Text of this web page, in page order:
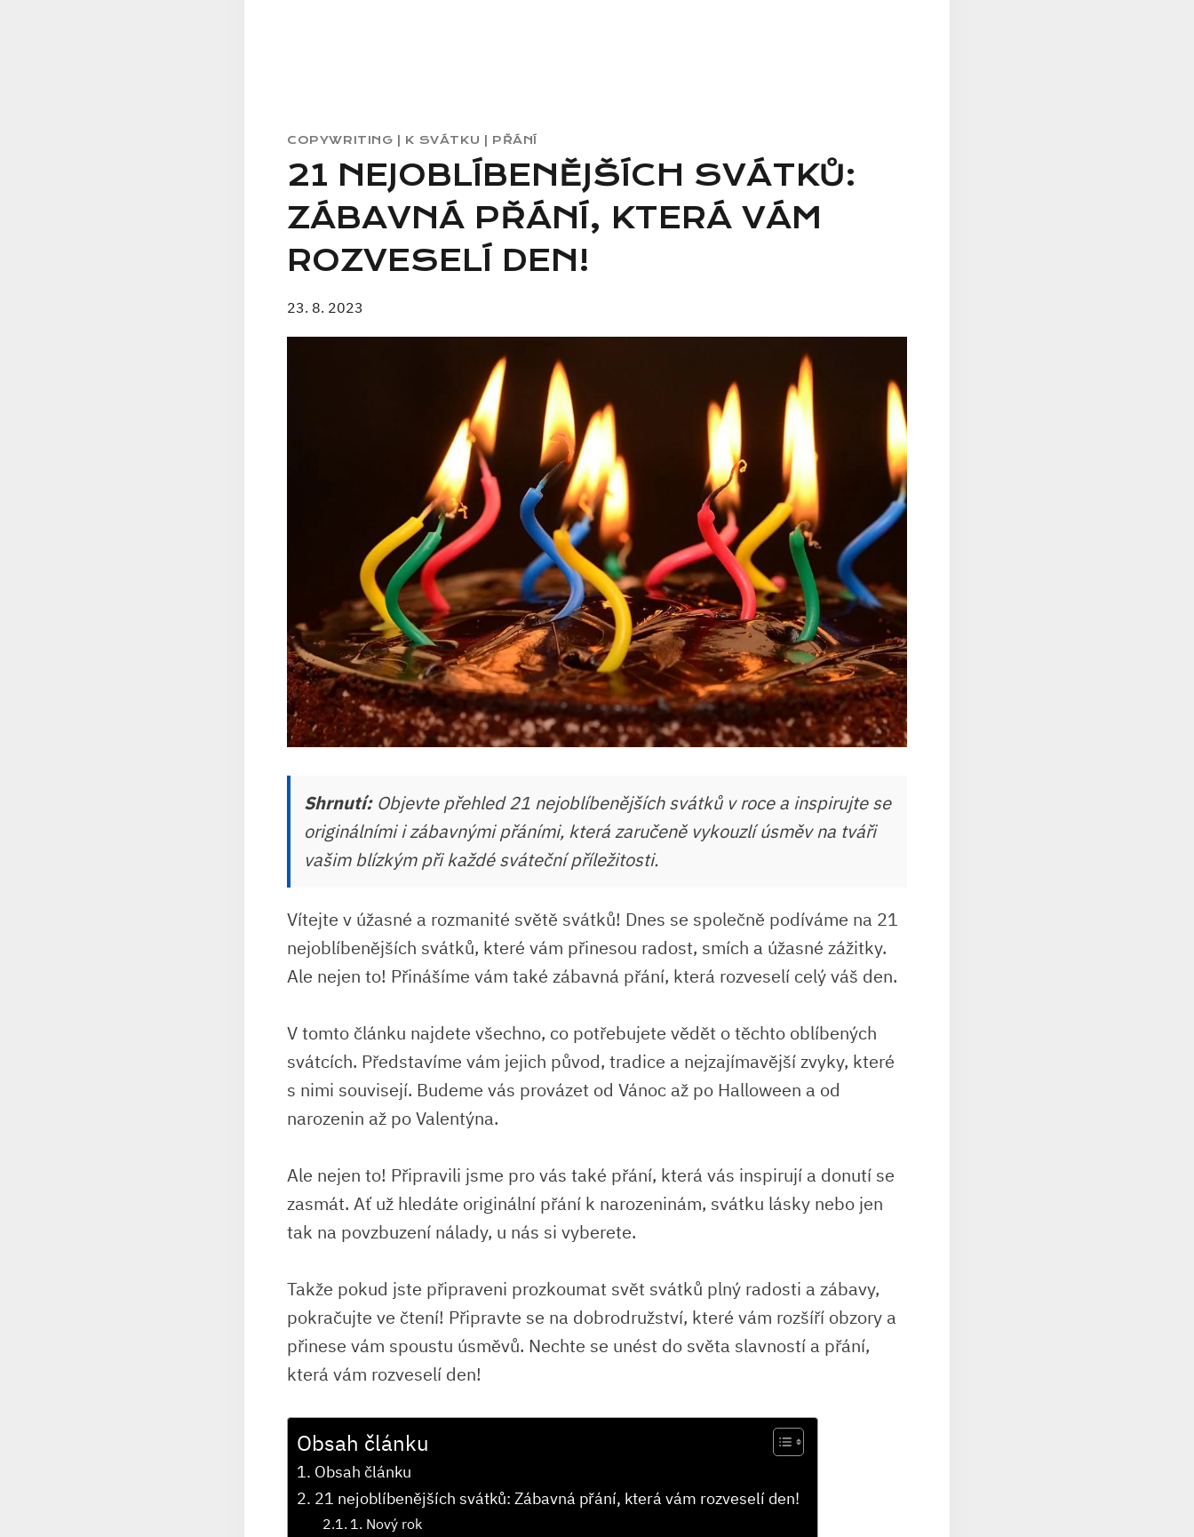
COPYWRITING K SVÁTKU PŘÁNÍ
21 NEJOBLÍBENĚJŠÍCH SVÁTKŮ:
ZÁBAVNÁ PŘÁNÍ, KTERÁ VÁM
ROZVESELÍ DEN!
23. 8. 2023
Shrnutí:Objevte přehled 21 nejoblíbenějších svátků v roce a inspirujte se
originálními i zábavnými přáními, která zaručeně vykouzlí úsměv na tváři
vašim blízkým při každé sváteční příležitosti.
Vítejte v úžasné a rozmanité světě svátků! Dnes se společně podíváme na 21
nejoblíbenějších svátků, které vám přinesou radost, smích a úžasné zážitky.
Ale nejen to! Přinášíme vám také zábavná přání, která rozveselí celý váš den.
V tomto článku najdete všechno, co potřebujete vědět o těchto oblíbených
svátcích. Představíme vám jejich původ, tradice a nejzajímavější zvyky, které
s nimi souvisejí. Budeme vás provázet od Vánoc až po Halloween a od
narozenin až po Valentýna.
Ale nejen to! Připravili jsme pro vás také přání, která vás inspirují a donutí se
zasmát. Ať už hledáte originální přání k narozeninám, svátku lásky nebo jen
tak na povzbuzení nálady, u nás si vyberete.
Takže pokud jste připraveni prozkoumat svět svátků plný radosti a zábavy,
pokračujte ve čtení! Připravte se na dobrodružství, které vám rozšíří obzory a
přinese vám spoustu úsměvů. Nechte se unést do světa slavností a přání,
která vám rozveselí den!
Obsah článku
Obsah článku
21 nejoblíbenějších svátků: Zábavná přání, která vám rozveselí den!
1. Nový rok